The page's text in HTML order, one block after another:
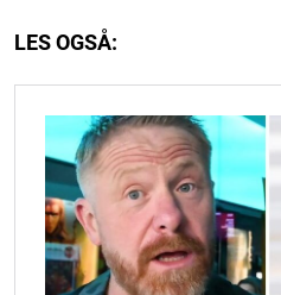
LES OGSÅ: